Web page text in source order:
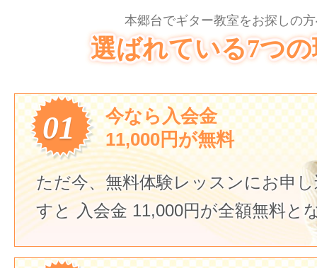
本郷台でギター教室をお探しの
選ばれている7つ
01
今なら入会金
11,000円が無料
ただ今、無料体験レッスンにお申
すと 入会金 11,000円が全額無料と